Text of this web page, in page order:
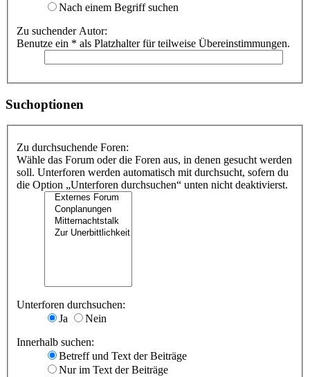
Nach einem Begriff suchen
Zu suchender Autor:
Benutze ein * als Platzhalter für teilweise Übereinstimmungen.
Suchoptionen
Zu durchsuchende Foren:
Wähle das Forum oder die Foren aus, in denen gesucht werden
soll. Unterforen werden automatisch mit durchsucht, sofern du
die Option „Unterforen durchsuchen“ unten nicht deaktivierst.
Unterforen durchsuchen:
Ja
Nein
Innerhalb suchen:
Betreff und Text der Beiträge
Nur im Text der Beiträge